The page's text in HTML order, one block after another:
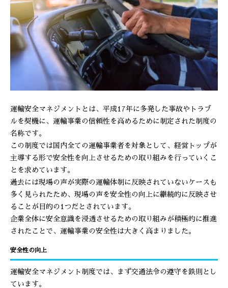
運輸安全マネジメントとは、平成17年に多発した事故やトラブ
ルを契機に、運輸事業の信頼性を高めるために制定された制度の
名称です。
この制度では国内全ての運輸事業者を対象として、経営トップが
主導する形で安全性を向上させるための取り組みを行っていくこ
とを求めています。
過去には現場の声が実際の運輸体制に反映されていないケースも
多く見られたため、現場の声を安全性の向上に継続的に反映させ
ることが目的の1つだとされています。
企業全体に安全意識を浸透させるための取り組みが積極的に推進
されたことで、運輸事業の安全性は大きく高まりました。
安全性の向上
運輸安全マネジメント制度では、まず交通法令の遵守を鉄則とし
ています。